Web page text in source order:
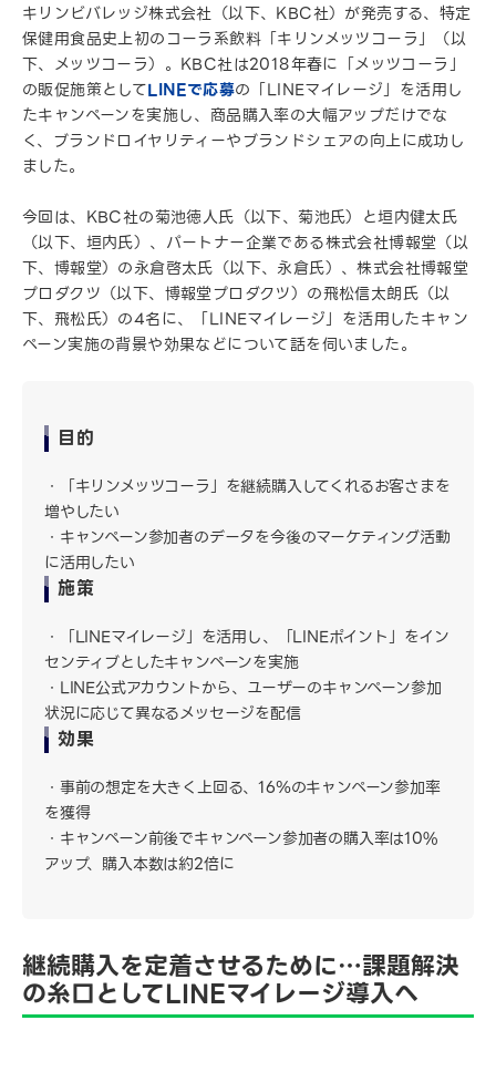
キリンビバレッジ株式会社（以下、KBC社）が発売する、特定
保健用食品史上初のコーラ系飲料「キリンメッツコーラ」（以
下、メッツコーラ）。KBC社は2018年春に「メッツコーラ」
の販促施策としてLINEで応募の「LINEマイレージ」を活用し
たキャンペーンを実施し、商品購入率の大幅アップだけでな
く、ブランドロイヤリティーやブランドシェアの向上に成功し
ました。
今回は、KBC社の菊池徳人氏（以下、菊池氏）と垣内健太氏
（以下、垣内氏）、パートナー企業である株式会社博報堂（以
下、博報堂）の永倉啓太氏（以下、永倉氏）、株式会社博報堂
プロダクツ（以下、博報堂プロダクツ）の飛松信太朗氏（以
下、飛松氏）の4名に、「LINEマイレージ」を活用したキャン
ペーン実施の背景や効果などについて話を伺いました。
目的
「キリンメッツコーラ」を継続購入してくれるお客さまを
増やしたい
キャンペーン参加者のデータを今後のマーケティング活動
に活用したい
施策
「LINEマイレージ」を活用し、「LINEポイント」をイン
センティブとしたキャンペーンを実施
LINE公式アカウントから、ユーザーのキャンペーン参加
状況に応じて異なるメッセージを配信
効果
事前の想定を大きく上回る、16％のキャンペーン参加率
を獲得
キャンペーン前後でキャンペーン参加者の購入率は10%
アップ、購入本数は約2倍に
継続購入を定着させるために…課題解決
の糸口としてLINEマイレージ導入へ